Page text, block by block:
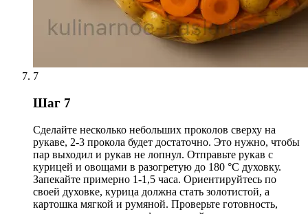
7
Шаг 7
Сделайте несколько небольших проколов сверху на
рукаве, 2-3 прокола будет достаточно. Это нужно, чтобы
пар выходил и рукав не лопнул. Отправьте рукав с
курицей и овощами в разогретую до 180 °С духовку.
Запекайте примерно 1-1,5 часа. Ориентируйтесь по
своей духовке, курица должна стать золотистой, а
картошка мягкой и румяной. Проверьте готовность,